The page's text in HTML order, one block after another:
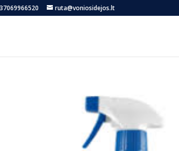
ruta@voniosidejos.lt